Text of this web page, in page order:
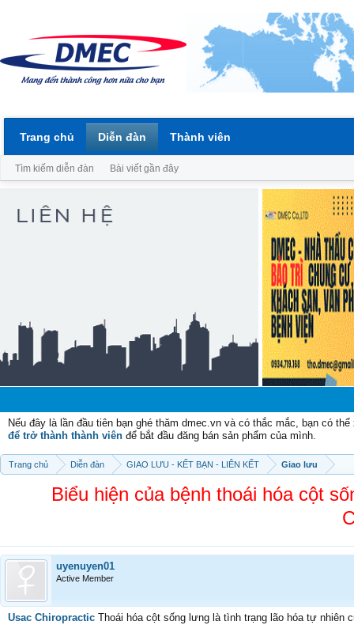
Nếu đây là lần đầu tiên bạn ghé thăm dmec.vn và có thắc mắc, bạn có
để trở thành thành viên để bắt đầu đăng bán sản phẩm của mình.
Trang chủ Diễn đàn GIAO LƯU - KẾT BẠN - LIÊN KẾT Giao lưu
Biểu hiện của bệnh thoái hóa cột
uyenuyen01
Active Member
Usac Chiropractic Thoái hóa cột sống lưng là tình trạng lão hóa tự nhiên
Trang chủ Diễn đàn
Tìm kiếm diễn đàn Bài viết gần đây
Thành viên